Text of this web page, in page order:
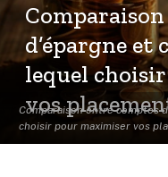
Comparaison entre comptes
choisir pour maximiser vos
d’épargne et
lequel
vos